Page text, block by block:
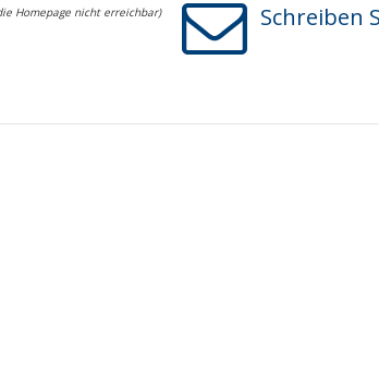
Homepage nicht erreichbar) Schreiben